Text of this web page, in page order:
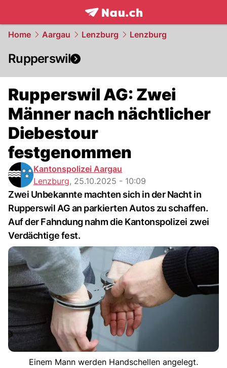
frontpage.NAU.ch
Home Aargau Lenzburg Lenzburg
Rupperswil
Rupperswil AG: Zwei
Männer nach nächtlicher
Diebestour
festgenommen
Kantonspolizei Aargau
Lenzburg, 25.10.2025 - 10:09
Zwei Unbekannte machten sich in der Nacht in
Rupperswil AG an parkierten Autos zu schaffen.
Auf der Fahndung nahm die Kantonspolizei zwei
Verdächtige fest.
Einem Mann werden Handschellen angelegt.